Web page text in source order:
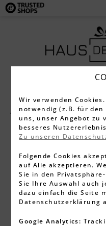
Alle Produkte
Wir verwenden
notwendig (z.B. für
uns, unser Angebot zu
besseres
Zu unseren
Folgende Cookies
auf Alle akzeptieren.
Sie in den
Sie Ihre Auswahl auch
dazu einfach die Seite
Datenschutzerklärung
Google Analytics: